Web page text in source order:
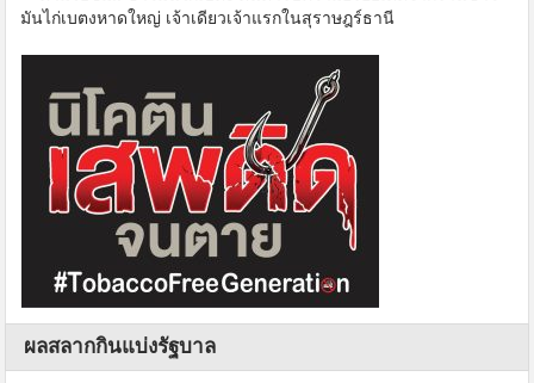
มันไก่เบตงหาดใหญ่ เจ้าเดียวเจ้าแรกในสุราษฎร์ธานี
ผลสลากกินแบ่งรัฐบาล